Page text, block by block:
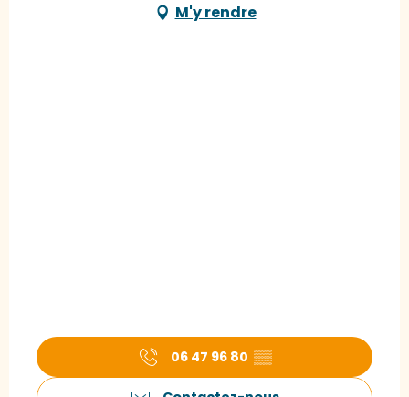
M'y rendre
06 47 96 80 ▒▒